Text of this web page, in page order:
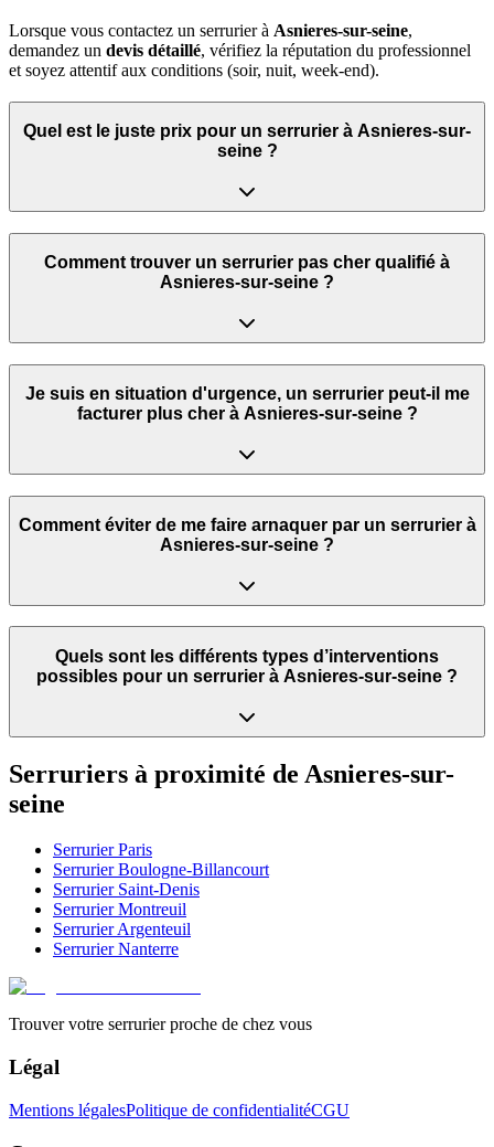
Lorsque vous contactez un serrurier à Asnieres-sur-seine,
demandez un devis détaillé, vérifiez la réputation du professionnel
et soyez attentif aux conditions (soir, nuit, week‑end).
Quel est le juste prix pour un serrurier à Asnieres-sur-
seine ?
Comment trouver un serrurier pas cher qualifié à
Asnieres-sur-seine ?
Je suis en situation d'urgence, un serrurier peut‑il me
facturer plus cher à Asnieres-sur-seine ?
Comment éviter de me faire arnaquer par un serrurier à
Asnieres-sur-seine ?
Quels sont les différents types d’interventions
possibles pour un serrurier à Asnieres-sur-seine ?
Serruriers à proximité de Asnieres-sur-
seine
SerrurierParis
SerrurierBoulogne-Billancourt
Serrurier Saint-Denis
SerrurierMontreuil
SerrurierArgenteuil
SerrurierNanterre
Trouver votre serrurier proche de chez vous
Légal
Mentions légalesPolitique de confidentialitéCGU